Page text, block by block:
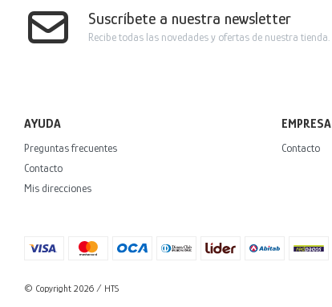
Suscríbete a nuestra newsletter
Recibe todas las novedades y ofertas de nuestra tienda.
AYUDA
Preguntas frecuentes
Contacto
Mis direcciones
EMPRESA
Contacto
© Copyright 2026 / HTS